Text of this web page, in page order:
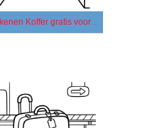
Tekenen Koffer gratis voor kinderen